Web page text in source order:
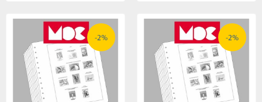
-2% -2%